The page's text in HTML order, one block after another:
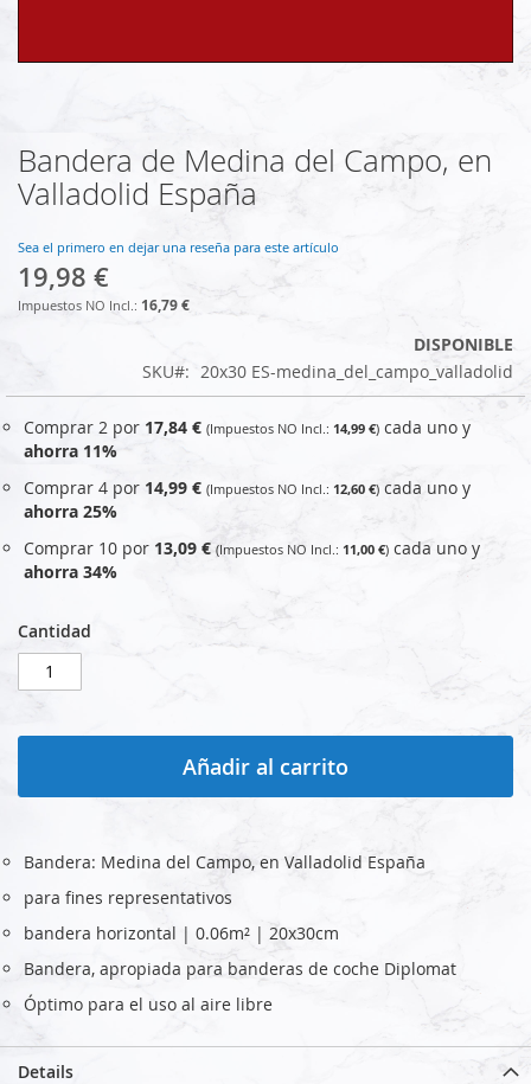
Saltar
al
comienzo
la
galería
de
imágenes
Bandera de Medina del Campo, en
Valladolid España
Sea el primero en dejar una reseña para este artículo
19,98 €
16,79 €
DISPONIBLE
SKU
20x30 ES-medina_del_campo_valladolid
Comprar 2 por 17,84 € 14,99 € cada uno y
ahorra 11%
Comprar 4 por 14,99 € 12,60 € cada uno y
ahorra 25%
Comprar 10 por 13,09 € 11,00 € cada uno y
ahorra 34%
Cantidad
Añadir al carrito
Bandera: Medina del Campo, en Valladolid España
para fines representativos
bandera horizontal | 0.06m² | 20x30cm
Bandera, apropiada para banderas de coche Diplomat
Óptimo para el uso al aire libre
Details